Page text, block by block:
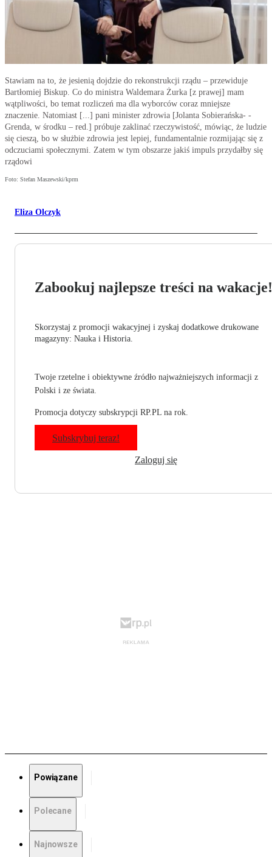
Stawiam na to, że jesienią dojdzie do rekonstrukcji rządu – przewiduje
Bartłomiej Biskup. Co do ministra Waldemara Żurka [z prawej] mam
wątpliwości, bo temat rozliczeń ma dla wyborców coraz mniejsze
znaczenie. Natomiast [...] pani minister zdrowia [Jolanta Sobierańska- -
Grenda, w środku – red.] próbuje zaklinać rzeczywistość, mówiąc, że ludzie
się cieszą, bo w służbie zdrowia jest lepiej, fundamentalnie rozmijając się z
odczuciami społecznymi. Zatem w tym obszarze jakiś impuls przydałby się
rządowi
Foto: Stefan Maszewski/kprm
Eliza Olczyk
Zabookuj najlepsze treści na wakacje!
Skorzystaj z promocji wakacyjnej i zyskaj dodatkowe drukowane
magazyny: Nauka i Historia.
Twoje rzetelne i obiektywne źródło najważniejszych informacji z
Polski i ze świata.
Promocja dotyczy subskrypcji RP.PL na rok.
Subskrybuj teraz!
Zaloguj się
Powiązane
Polecane
Najnowsze